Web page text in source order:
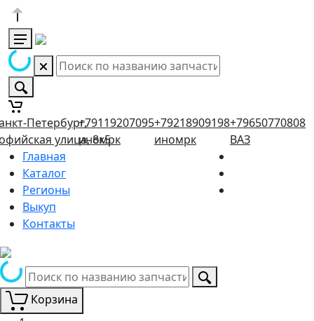
Петербург,
улица, 8к5
+79119207095
иномрк
+79218909198
иномрк
+79650770808
ВАЗ
Главная
Каталог
Регионы
Выкуп
Контакты
Корзина